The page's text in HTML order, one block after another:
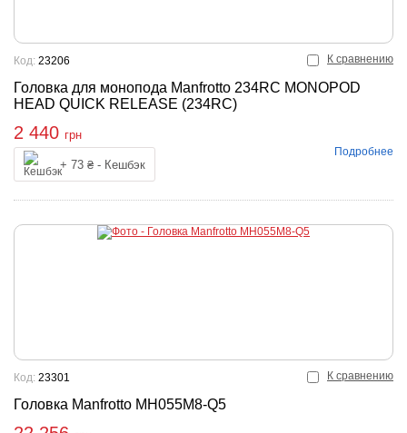
К сравнению
Головка для монопода Manfrotto 234RC MONOPOD
HEAD QUICK RELEASE (234RC)
Код: 23206
2 440 грн
+ 73 ₴ - Кешбэк
Подробнее
К сравнению
Головка Manfrotto MH055M8-Q5
Код: 23301